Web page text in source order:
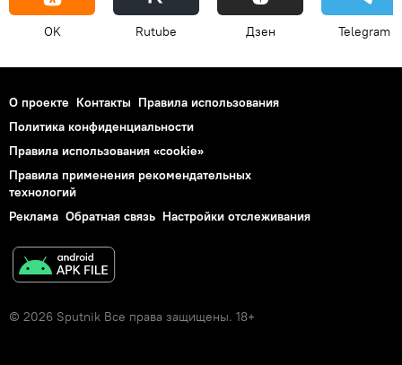
OK Rutube Дзен Telegram
О проекте Контакты Правила использования
Политика конфиденциальности
Правила использования «cookie»
Правила применения рекомендательных
технологий
Реклама Обратная связь Настройки отслеживания
© 2026 Sputnik Все права защищены. 18+